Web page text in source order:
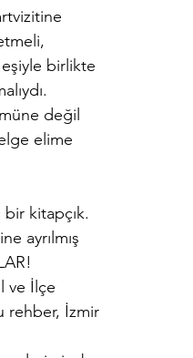
eşiyle birlikte
değil
elime
bir kitapçık.
ayrılmış
ve İlçe
rehber, İzmir